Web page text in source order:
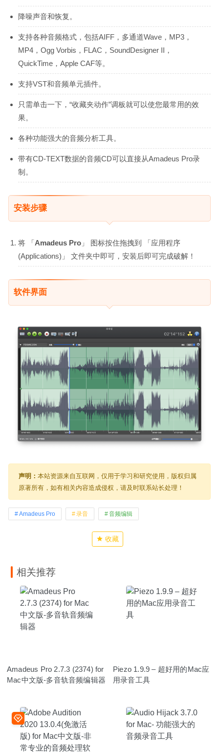
降噪声音和恢复。
支持各种音频格式，包括AIFF，多通道Wave，MP3，
MP4，Ogg Vorbis，FLAC，SoundDesigner II，
QuickTime，Apple CAF等。
支持VST和音频单元插件。
只需单击一下，“收藏夹动作”调板就可以使您最常用的效
果。
各种功能强大的音频分析工具。
带有CD-TEXT数据的音频CD可以直接从Amadeus Pro录
制。
安装步骤
将 「Amadeus Pro 」 图标按住拖拽到 「应用程序
(Applications)」 文件夹中即可，安装后即可完成破解！
软件界面
声明： 本站资源来自互联网，仅用于学习和研究使用，版权归属
原著所有，如有相关内容造成侵权，请及时联系站长处理！
Amadeus Pro 录音 音频编辑
收藏
相关推荐
Amadeus Pro 2.7.3 (2374) for
Mac中文版-多音轨音频编辑器
Piezo 1.9.9 – 超好用的Mac应
用录音工具